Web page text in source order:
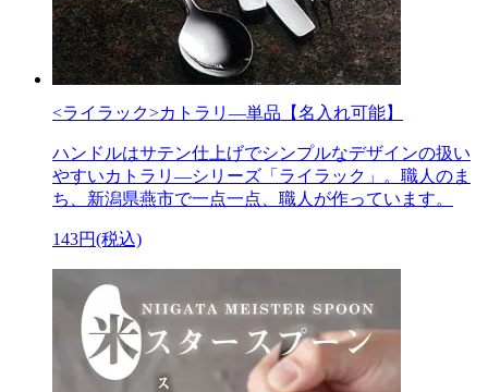
<ライラック>カトラリ―単品【名入れ可能】
ハンドルはサテン仕上げでシンプルなデザインの扱い
やすいカトラリ―シリーズ「ライラック」。職人のま
ち、新潟県燕市で一点一点、職人が作っています。
143円(税込)